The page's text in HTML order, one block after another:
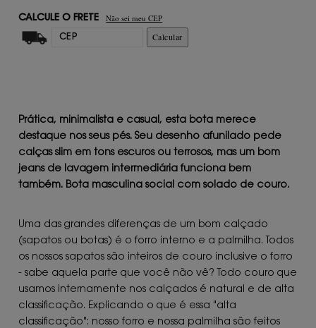
CALCULE O FRETE Não sei meu CEP
Calcular
Prática, minimalista e casual, esta bota merece
destaque nos seus pés. Seu desenho afunilado pede
calças slim em tons escuros ou terrosos, mas um bom
jeans de lavagem intermediária funciona bem
também. Bota masculina social com solado de couro.
Uma das grandes diferenças de um bom calçado
(sapatos ou botas) é o forro interno e a palmilha. Todos
os nossos sapatos são inteiros de couro inclusive o forro
- sabe aquela parte que você não vê? Todo couro que
usamos internamente nos calçados é natural e de alta
classificação. Explicando o que é essa "alta
classificação": nosso forro e nossa palmilha são feitos